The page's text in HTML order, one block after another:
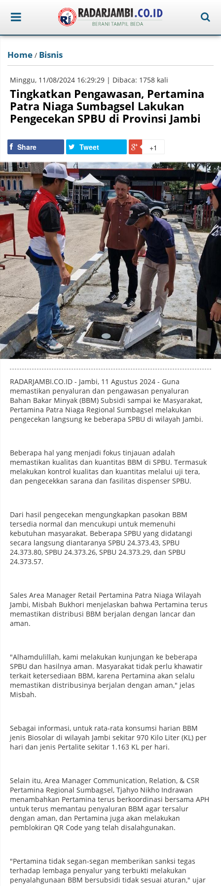
Home / Bisnis
Minggu, 11/08/2024 16:29:29 | Dibaca: 1758 kali
Tingkatkan Pengawasan, Pertamina
Patra Niaga Sumbagsel Lakukan
Pengecekan SPBU di Provinsi Jambi
Share Tweet +1
Photo by
RADARJAMBI.CO.ID - Jambi, 11 Agustus 2024 - Guna
memastikan penyaluran dan pengawasan penyaluran
Bahan Bakar Minyak (BBM) Subsidi sampai ke Masyarakat,
Pertamina Patra Niaga Regional Sumbagsel melakukan
pengecekan langsung ke beberapa SPBU di wilayah Jambi.
Beberapa hal yang menjadi fokus tinjauan adalah
memastikan kualitas dan kuantitas BBM di SPBU. Termasuk
melakukan kontrol kualitas dan kuantitas melalui uji tera,
dan pengecekkan sarana dan fasilitas dispenser SPBU.
Dari hasil pengecekan mengungkapkan pasokan BBM
tersedia normal dan mencukupi untuk memenuhi
kebutuhan masyarakat. Beberapa SPBU yang didatangi
secara langsung diantaranya SPBU 24.373.43, SPBU
24.373.80, SPBU 24.373.26, SPBU 24.373.29, dan SPBU
24.373.57.
Sales Area Manager Retail Pertamina Patra Niaga Wilayah
Jambi, Misbah Bukhori menjelaskan bahwa Pertamina terus
memastikan distribusi BBM berjalan dengan lancar dan
aman.
"Alhamdulillah, kami melakukan kunjungan ke beberapa
SPBU dan hasilnya aman. Masyarakat tidak perlu khawatir
terkait ketersediaan BBM, karena Pertamina akan selalu
memastikan distribusinya berjalan dengan aman," jelas
Misbah.
Sebagai informasi, untuk rata-rata konsumsi harian BBM
jenis Biosolar di wilayah Jambi sekitar 970 Kilo Liter (KL) per
hari dan jenis Pertalite sekitar 1.163 KL per hari.
Selain itu, Area Manager Communication, Relation, & CSR
Pertamina Regional Sumbagsel, Tjahyo Nikho Indrawan
menambahkan Pertamina terus berkoordinasi bersama APH
untuk terus memantau penyaluran BBM agar tersalur
dengan aman, dan Pertamina juga akan melakukan
pemblokiran QR Code yang telah disalahgunakan.
"Pertamina tidak segan-segan memberikan sanksi tegas
terhadap lembaga penyalur yang terbukti melakukan
penyalahgunaan BBM bersubsidi tidak sesuai aturan," ujar